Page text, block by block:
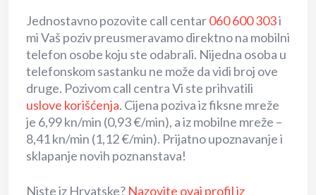
Jednostavno pozovite call centar060 600 303i
mi Vaš poziv preusmeravamo direktno na mobilni
telefon osobe koju ste odabrali. Nijedna osoba u
telefonskom sastanku ne može da vidi broj ove
druge. Pozivom call centra Vi ste prihvatili
uslove korišćenja. Cijena poziva iz fiksne mreže
je 6,99 kn/min (0,93 €/min), a iz mobilne mreže –
8,41 kn/min (1,12 €/min). Prijatno upoznavanje i
sklapanje novih poznanstava!
Niste iz Hrvatske? Nazovite ovaj profil iz